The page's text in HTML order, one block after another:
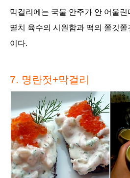
막걸리에는 국물 안주가 안 어울
멸치 육수의 시원함과 떡의 쫄깃
이다.
7. 명란젓+막걸리